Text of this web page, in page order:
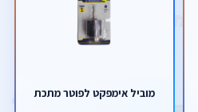
מוביל אימפקט לפוטר מתכת